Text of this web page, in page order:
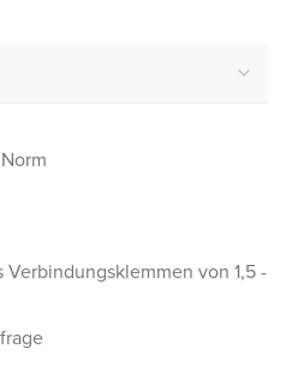
Verbindungsklemmen von 1,5 -